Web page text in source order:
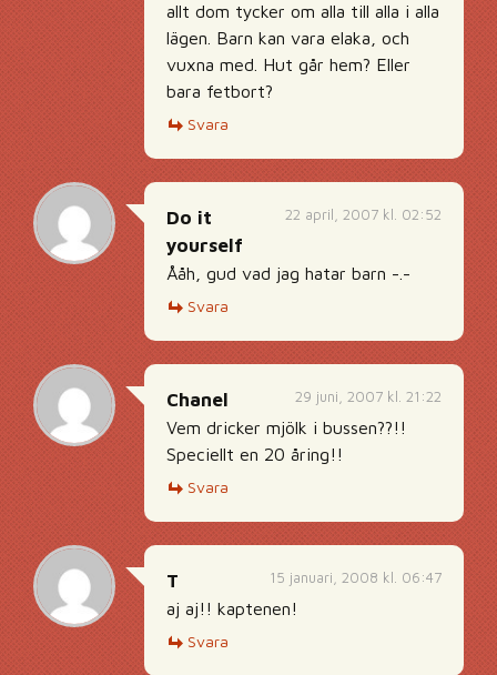
allt dom tycker om alla till alla i alla
lägen. Barn kan vara elaka, och
vuxna med. Hut går hem? Eller
bara fetbort?
Svara
22 april, 2007 kl. 02:52
Do it
yourself
Ååh, gud vad jag hatar barn -.-
Svara
29 juni, 2007 kl. 21:22
Chanel
Vem dricker mjölk i bussen??!!
Speciellt en 20 åring!!
Svara
15 januari, 2008 kl. 06:47
T
aj aj!! kaptenen!
Svara